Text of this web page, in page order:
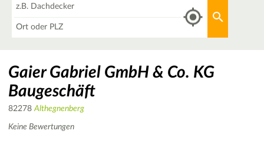
Gaier Gabriel GmbH & Co. KG
Baugeschäft
82278Althegnenberg
Keine Bewertungen